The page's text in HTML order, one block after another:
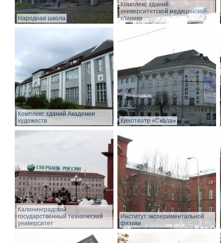
Народная школа
Комплекс зданий
университетской медицинской
клиники
Комплекс зданий Академии
художеств
Кинотеатр «Скала»
Калининградский
государственный технический
университет
Институт экспериментальной
физики